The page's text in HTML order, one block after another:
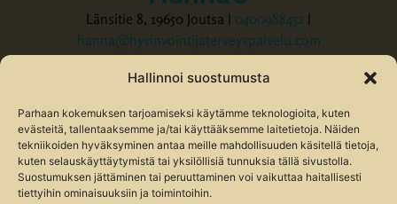
Hallinnoi suostumusta
Parhaan kokemuksen tarjoamiseksi käytämme teknologioita, kuten
evästeitä, tallentaaksemme ja/tai käyttääksemme laitetietoja. Näiden
tekniikoiden hyväksyminen antaa meille mahdollisuuden käsitellä tietoja,
kuten selauskäyttäytymistä tai yksilöllisiä tunnuksia tällä sivustolla.
Suostumuksen jättäminen tai peruuttaminen voi vaikuttaa haitallisesti
tiettyihin ominaisuuksiin ja toimintoihin.
Länsitie 8, 19650 Joutsa | 0400988452 |
hanna@hyvinvointijaterveyspalvelu.com
Tietosuojaseloste